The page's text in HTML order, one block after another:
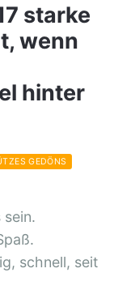
starke
wenn
hinter
GEDÖNS
sein.
schnell, seit